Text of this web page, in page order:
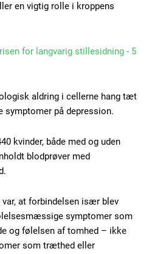
en vigtig rolle i kroppens
for langvarig stillesidning - 5
aldring i cellerne hang tæt
symptomer på depression.
kvinder, både med og uden
blodprøver med
at forbindelsen især blev
symptomer som
og følelsen af tomhed – ikke
som træthed eller